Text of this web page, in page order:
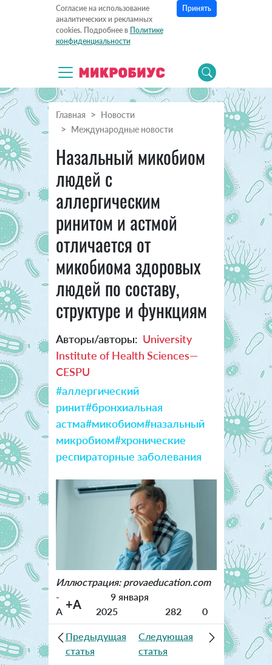
Согласие на использование
аналитических и рекламных
cookies. Подробнее в Политике
конфиденциальности
Принять
Главная
Новости
Международные новости
Назальный микобиом
людей с
аллергическим
ринитом и астмой
отличается от
микобиома здоровых
людей по составу,
структуре и функциям
Авторы/авторы: University
Institute of Health Sciences—
CESPU
#аллергический
ринит#бронхиальная
астма#микобиом#назальный
микробиом#хронические
респираторные заболевания
Иллюстрация: provaeducation.com
-
A +A
9 января
2025
282 0
Предыдущая
статья
Следующая
статья